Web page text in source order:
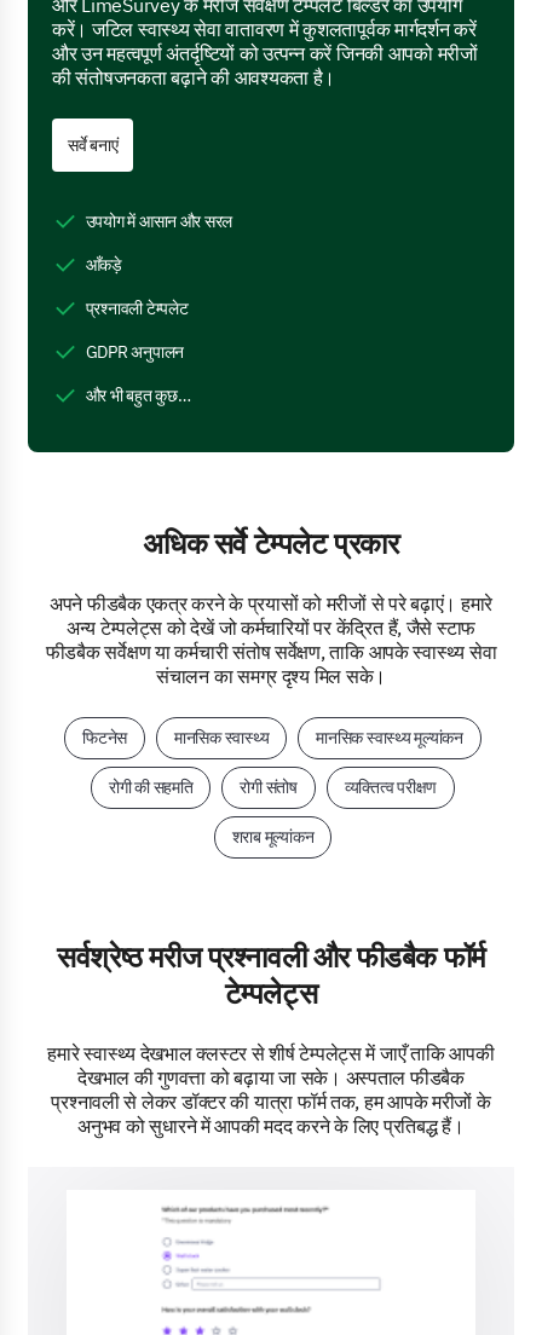
और LimeSurvey के मरीज सर्वेक्षण टेम्पलेट बिल्डर का उपयोग
करें। जटिल स्वास्थ्य सेवा वातावरण में कुशलतापूर्वक मार्गदर्शन करें
और उन महत्वपूर्ण अंतर्दृष्टियों को उत्पन्न करें जिनकी आपको मरीजों
की संतोषजनकता बढ़ाने की आवश्यकता है।
सर्वे बनाएं
उपयोग में आसान और सरल
आँकड़े
प्रश्नावली टेम्पलेट
GDPR अनुपालन
और भी बहुत कुछ…
अधिक सर्वे टेम्पलेट प्रकार
अपने फीडबैक एकत्र करने के प्रयासों को मरीजों से परे बढ़ाएं। हमारे
अन्य टेम्पलेट्स को देखें जो कर्मचारियों पर केंद्रित हैं, जैसे स्टाफ
फीडबैक सर्वेक्षण या कर्मचारी संतोष सर्वेक्षण, ताकि आपके स्वास्थ्य सेवा
संचालन का समग्र दृश्य मिल सके।
फिटनेस मानसिक स्वास्थ्य मानसिक स्वास्थ्य मूल्यांकन
रोगी की सहमति रोगी संतोष व्यक्तित्व परीक्षण
शराब मूल्यांकन
सर्वश्रेष्ठ मरीज प्रश्नावली और फीडबैक फॉर्म
टेम्पलेट्स
हमारे स्वास्थ्य देखभाल क्लस्टर से शीर्ष टेम्पलेट्स में जाएँ ताकि आपकी
देखभाल की गुणवत्ता को बढ़ाया जा सके। अस्पताल फीडबैक
प्रश्नावली से लेकर डॉक्टर की यात्रा फॉर्म तक, हम आपके मरीजों के
अनुभव को सुधारने में आपकी मदद करने के लिए प्रतिबद्ध हैं।